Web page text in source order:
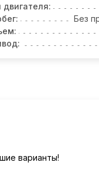
двигателя:
Без
варианты!